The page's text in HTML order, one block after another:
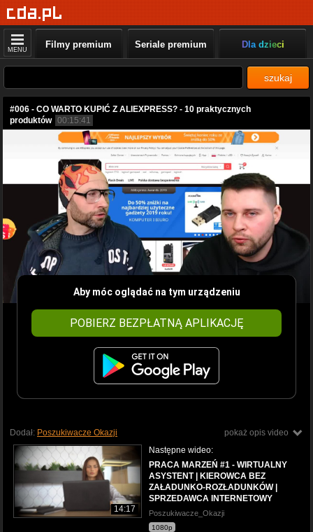
MENU Filmy premium Seriale premium Dla dzieci
szukaj
#006 - CO WARTO KUPIĆ Z ALIEXPRESS? - 10 praktycznych
produktów 00:15:41
Aby móc oglądać na tym urządzeniu
POBIERZ BEZPŁATNĄ APLIKACJĘ
pokaż opis video
Dodał: Poszukiwacze Okazji
14:17
Następne wideo:
PRACA MARZEŃ #1 - WIRTUALNY
ASYSTENT | KIEROWCA BEZ
ZAŁADUNKO-ROZŁADUNKÓW |
SPRZEDAWCA INTERNETOWY
Poszukiwacze_Okazji
1080p